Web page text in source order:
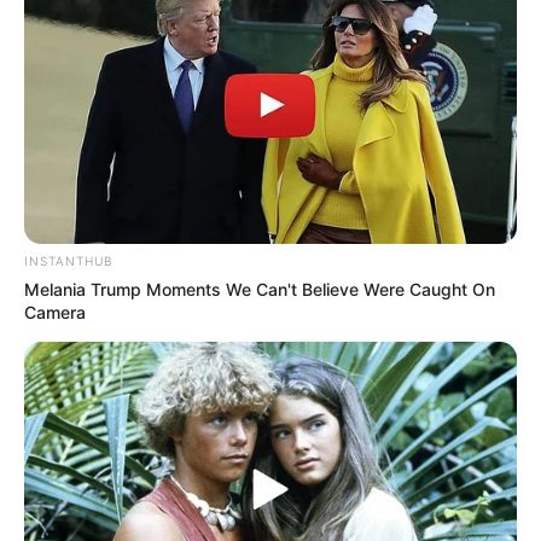
Cochem
Eine von felsigen Weinbergen umgebene
Stadt, die durch ihre mittelalterlich
geprägte Altstadt und die
Reichsburg
Cochem
zu den beliebtesten Ausflugs- und Urlaubszielen
an der Mosel gehört.
Reichsburg Cochem
Ursprünglich im frühen Mittelalter erbaut,
neugotischen Stil wieder aufgebaute
Burganlage, die heute das Wahrzeichen von Cochem ist,
eine fantastische Ausstrahlung.
Aachen
Aachen ist als ehemaliger Herrschersitz
von Karl dem Großen nicht nur eine der
INSTANTHUB
Melania Trump Moments We Can't Believe Were Caught On
Camera